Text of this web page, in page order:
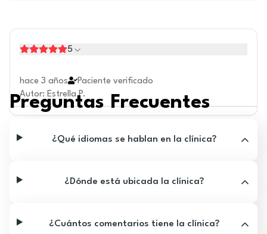
5
hace 3 años
Paciente verificado
Autor: Estrella P.
Preguntas Frecuentes
¿Qué idiomas se hablan en la clínica?
¿Dónde está ubicada la clínica?
¿Cuántos comentarios tiene la clínica?